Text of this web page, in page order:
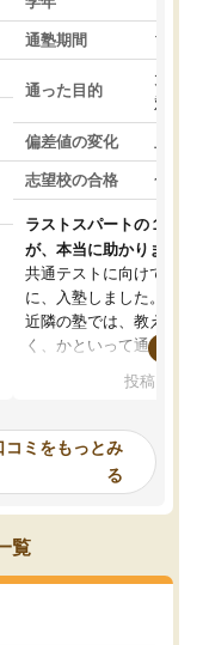
通塾期間 1～3
通った目的
大学
対策
偏差値の変化
志望校の合格 合格
ラストスパートの１か月
が、本当に助かりました
共通テストに向けての追
に、入塾しました。田舎
近隣の塾では、教えても
く、かといって通うには
可能なので本当に助か
らないところをピンポイ
頂いて、とてもわかり
していました。一生を
スト、多少お金がかかっ
思い切って入塾してよか
投稿日：
コミをもっとみ
る
覧